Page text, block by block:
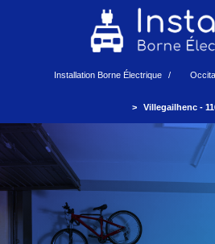
Installation Borne Électrique
Villegailhenc -